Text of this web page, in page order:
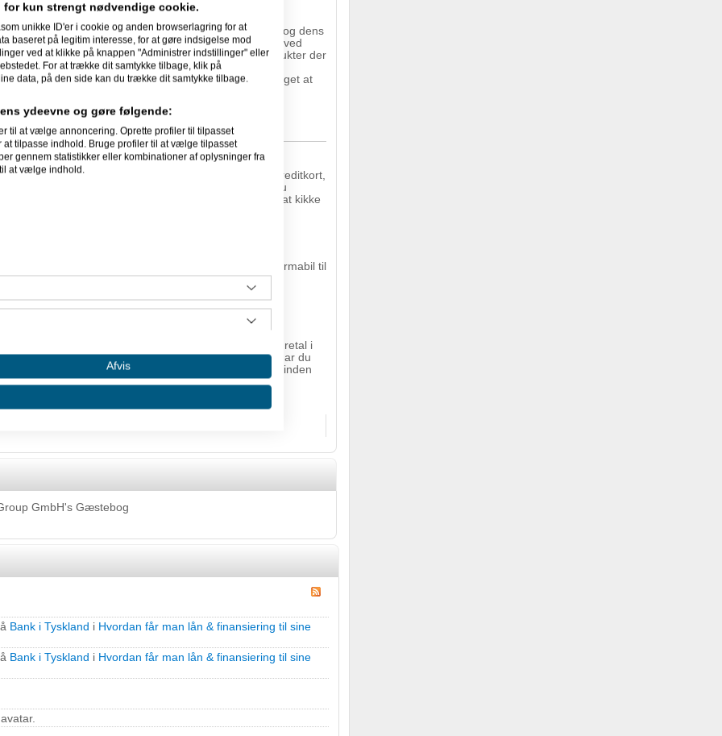
med glæde vil repræsentere en Dansk virksomhed og dens
får man lige kontakt til en Tysk virksomhed. Vi ved
men den kan vi løse for dig. Har du nogle produkter der
at kontakte os. Vi kan nok finde en eller anden
produkter. Det koster dig i hvert tilfælde ikke noget at
begge uden noget formalia, kan få Master og Visa kreditkort,
Tysk bankforbindelse, samt en Tysk adresse. Har du
ved at opnå kredit i Danmark, var det måske en ide at kikke
vil koste dig omkring 2.500 € brutto i løn, samt en firmabil til
ikke. Det koster faktisk ikke mere. Du kan
måske endda en fra det Tyske mindretal i
basis (Freiberufler), eller på en meget lille løndel. Har du
i firmaet, har du næsten med sikkerhed Tyske kunder inden
GmbH's Gæstebog
Bank i Tyskland i Hvordan får man lån & finansiering til sine
Bank i Tyskland i Hvordan får man lån & finansiering til sine
kun strengt nødvendige cookie.
unikke ID'er i cookie og anden browserlagring for at
baseret på legitim interesse, for at gøre indsigelse mod
ved at klikke på knappen "Administrer indstillinger" eller
For at trække dit samtykke tilbage, klik på
data, på den side kan du trække dit samtykke tilbage.
ydeevne og gøre følgende:
til at vælge annoncering. Oprette profiler til tilpasset
tilpasse indhold. Bruge profiler til at vælge tilpasset
gennem statistikker eller kombinationer af oplysninger fra
at vælge indhold.
oplysninger fra forskellige
Afvis